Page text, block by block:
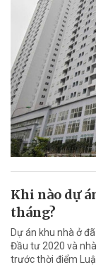
Khi nào dự
tháng?
Dự án khu nhà ở
Đầu tư 2020 và
trước thời điểm